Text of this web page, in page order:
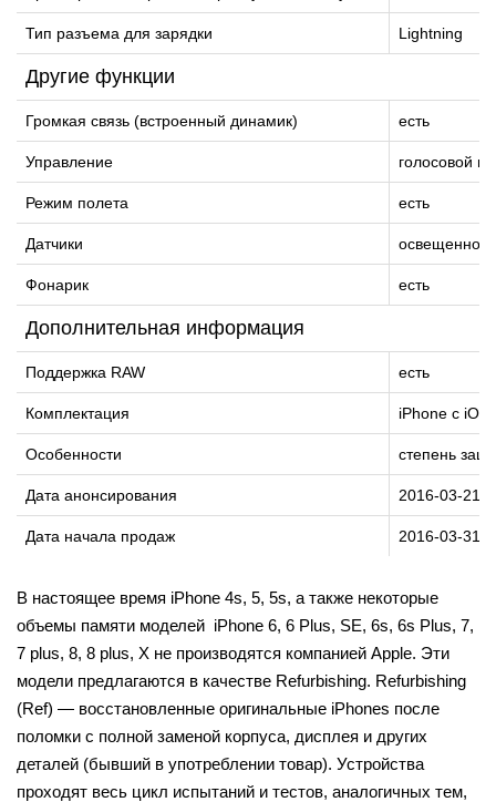
Тип разъема для зарядки Lightning
Другие функции
Громкая связь (встроенный динамик) есть
Управление голосовой
Режим полета есть
Датчики
Фонарик есть
Дополнительная информация
Поддержка RAW есть
Комплектация iPhone с
Особенности степень
Дата анонсирования 2016-03-21
Дата начала продаж 2016-03-31
В настоящее время iPhone 4s, 5, 5s, а также некоторые
объемы памяти моделей iPhone 6, 6 Plus, SE, 6s, 6s Plus, 7,
7 plus, 8, 8 plus, X не производятся компанией Apple. Эти
модели предлагаются в качестве Refurbishing. Refurbishing
(Ref) — восстановленные оригинальные iPhones после
поломки с полной заменой корпуса, дисплея и других
деталей (бывший в употреблении товар). Устройства
проходят весь цикл испытаний и тестов, аналогичных тем,